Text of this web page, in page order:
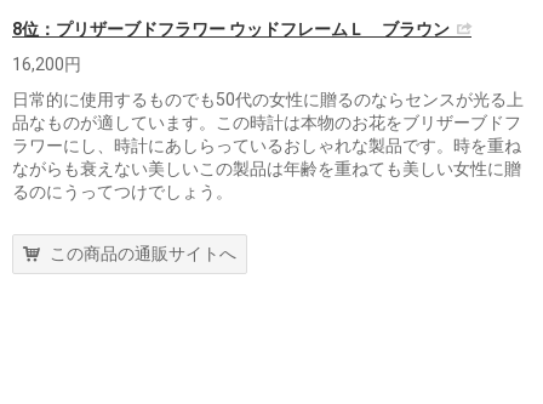
8位：プリザーブドフラワー ウッドフレームＬ ブラウン
16,200円
日常的に使用するものでも50代の女性に贈るのならセンスが光る上
品なものが適しています。この時計は本物のお花をブリザーブドフ
ラワーにし、時計にあしらっているおしゃれな製品です。時を重ね
ながらも衰えない美しいこの製品は年齢を重ねても美しい女性に贈
るのにうってつけでしょう。
この商品の通販サイトへ